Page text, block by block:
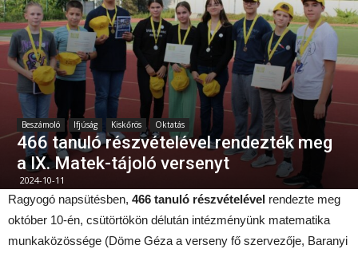
Beszámoló Ifjúság Kiskőrös Oktatás
466 tanuló részvételével rendezték meg
a IX. Matek-tájoló versenyt
2024-10-11
Ragyogó napsütésben, 466 tanuló részvételével rendezte meg
október 10-én, csütörtökön délután intézményünk matematika
munkaközössége (Döme Géza a verseny fő szervezője, Baranyi